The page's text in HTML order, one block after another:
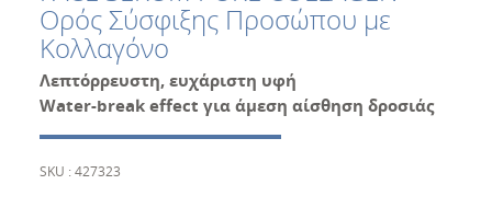
Ορός Σύσφιξης Προσώπου με
Κολλαγόνο
Λεπτόρρευστη, ευχάριστη υφή
Water-break effect για άμεση αίσθηση δροσιάς
SKU : 427323